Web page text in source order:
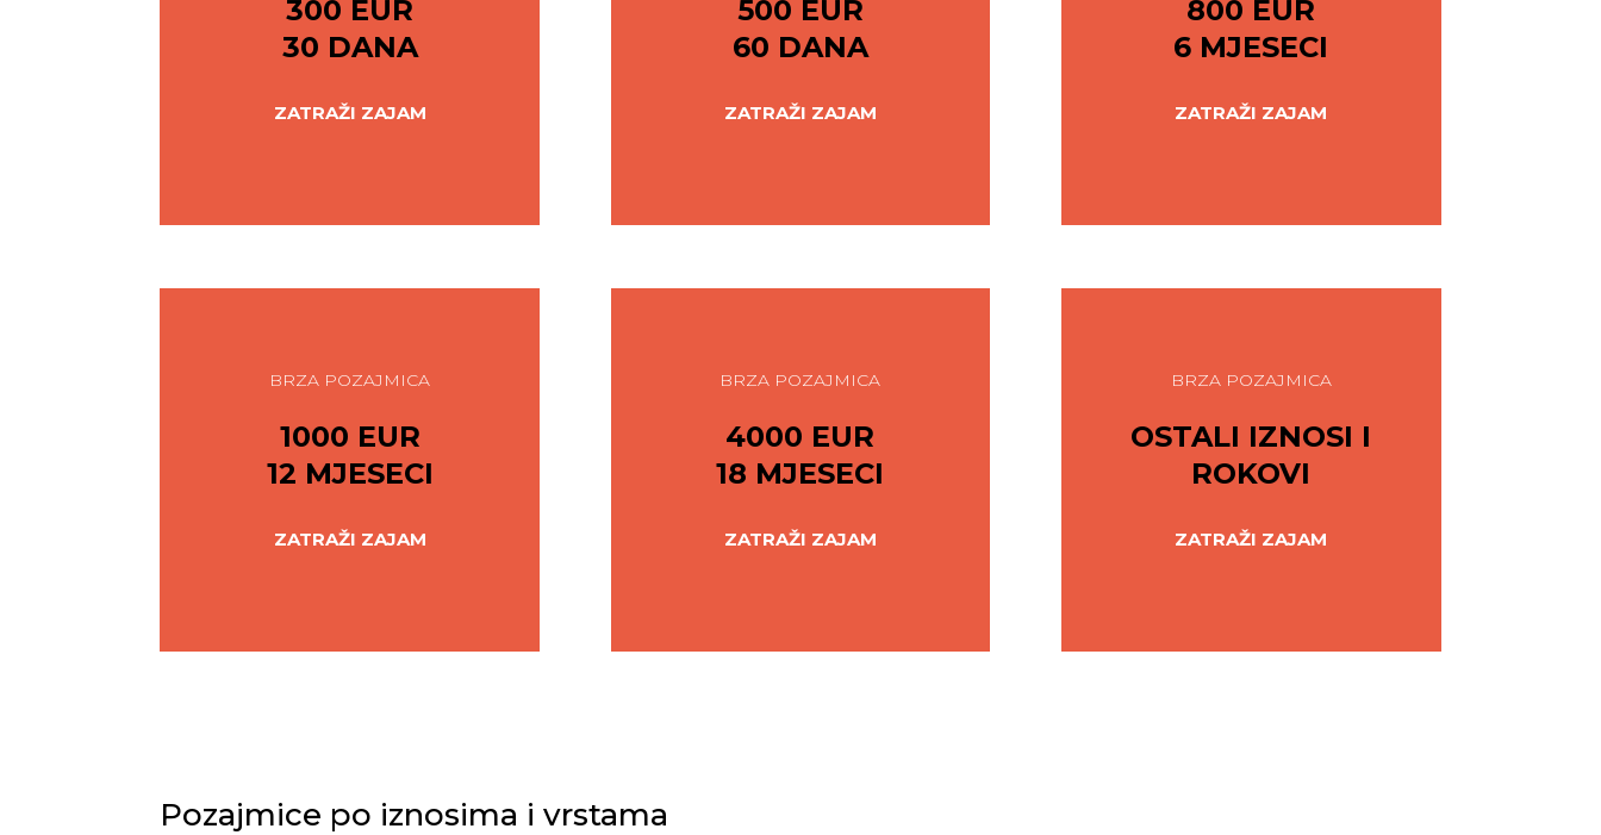
300 EUR
30 DANA
ZATRAŽI ZAJAM
500 EUR
60 DANA
ZATRAŽI ZAJAM
800 EUR
6 MJESECI
ZATRAŽI ZAJAM
BRZA POZAJMICA
1000 EUR
12 MJESECI
ZATRAŽI ZAJAM
BRZA POZAJMICA
4000 EUR
18 MJESECI
ZATRAŽI ZAJAM
BRZA POZAJMICA
OSTALI IZNOSI I
ROKOVI
ZATRAŽI ZAJAM
Pozajmice po iznosima i vrstama